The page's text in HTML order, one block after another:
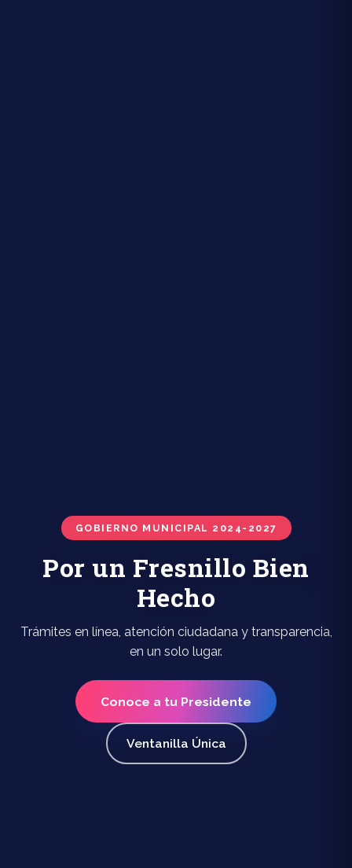
GOBIERNO MUNICIPAL 2024-2027
Por un Fresnillo Bien
Hecho
Trámites en línea, atención ciudadana y transparencia,
en un solo lugar.
Conoce a tu Presidente
Ventanilla Única